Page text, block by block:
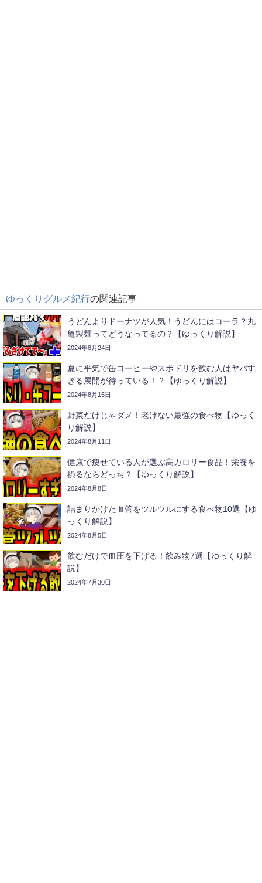
ゆっくりグルメ紀行の関連記事
うどんよりドーナツが人気！うどんにはコーラ？丸
亀製麺ってどうなってるの？【ゆっくり解説】
2024年8月24日
夏に平気で缶コーヒーやスポドリを飲む人はヤバす
ぎる展開が待っている！？【ゆっくり解説】
2024年8月15日
野菜だけじゃダメ！老けない最強の食べ物【ゆっく
り解説】
2024年8月11日
健康で痩せている人が選ぶ高カロリー食品！栄養を
摂るならどっち？【ゆっくり解説】
2024年8月8日
詰まりかけた血管をツルツルにする食べ物10選【ゆ
っくり解説】
2024年8月5日
飲むだけで血圧を下げる！飲み物7選【ゆっくり解
説】
2024年7月30日